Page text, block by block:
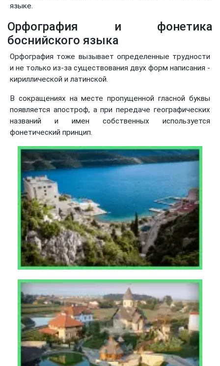
языке.
Орфография и фонетика
боснийского языка
Орфография тоже вызывает определенные трудности
и не только из-за существования двух форм написания -
кириллической и латинской.
В сокращениях на месте пропущенной гласной буквы
появляется апостроф, а при передаче географических
названий и имен собственных используется
фонетический принцип.